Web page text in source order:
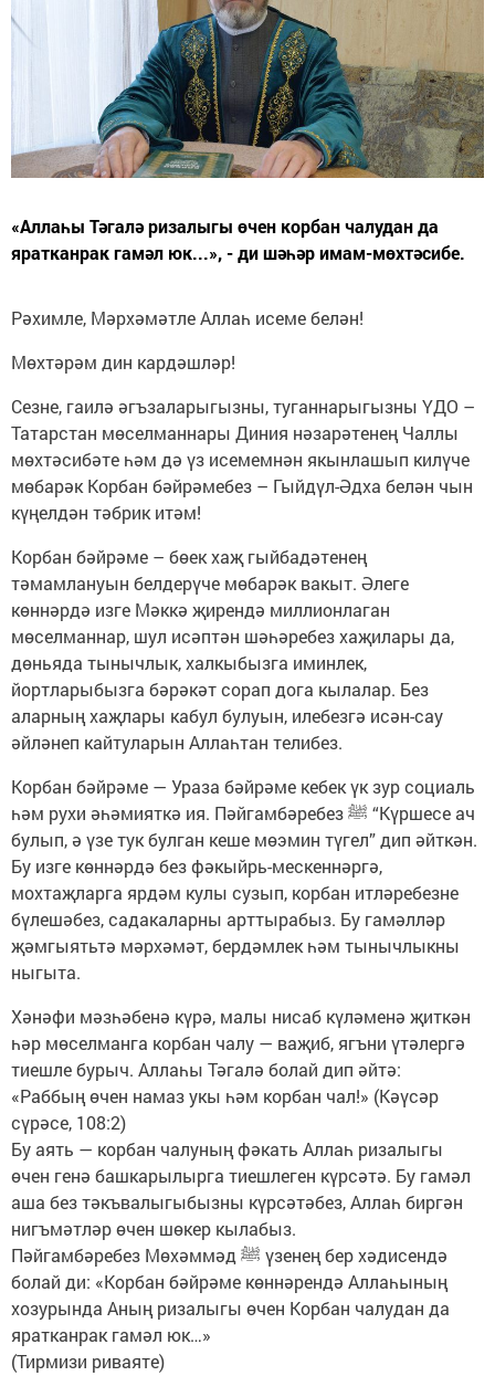
«Аллаһы Тәгалә ризалыгы өчен корбан чалудан да
яратканрак гамәл юк...», - ди шәһәр имам-мөхтәсибе.
Рәхимле, Мәрхәмәтле Аллаһ исеме белән!
Мөхтәрәм дин кардәшләр!
Сезне, гаилә әгъзаларыгызны, туганнарыгызны ҮДО –
Татарстан мөселманнары Диния нәзарәтенең Чаллы
мөхтәсибәте һәм дә үз исемемнән якынлашып килүче
мөбарәк Корбан бәйрәмебез – Гыйдүл-Әдха белән чын
күңелдән тәбрик итәм!
Корбан бәйрәме – бөек хаҗ гыйбадәтенең
тәмамлануын белдерүче мөбарәк вакыт. Әлеге
көннәрдә изге Мәккә җирендә миллионлаган
мөселманнар, шул исәптән шәһәребез хаҗилары да,
дөньяда тынычлык, халкыбызга иминлек,
йортларыбызга бәрәкәт сорап дога кылалар. Без
аларның хаҗлары кабул булуын, илебезгә исән-сау
әйләнеп кайтуларын Аллаһтан телибез.
Корбан бәйрәме — Ураза бәйрәме кебек үк зур социаль
һәм рухи әһәмияткә ия. Пәйгамбәребез ﷺ “Күршесе ач
булып, ә үзе тук булган кеше мөэмин түгел” дип әйткән.
Бу изге көннәрдә без фәкыйрь-мескеннәргә,
мохтаҗларга ярдәм кулы сузып, корбан итләребезне
бүлешәбез, садакаларны арттырабыз. Бу гамәлләр
җәмгыятьтә мәрхәмәт, бердәмлек һәм тынычлыкны
ныгыта.
Хәнәфи мәзһәбенә күрә, малы нисаб күләменә җиткән
һәр мөселманга корбан чалу — ваҗиб, ягъни үтәлергә
тиешле бурыч. Аллаһы Тәгалә болай дип әйтә:
«Раббың өчен намаз укы һәм корбан чал!» (Кәүсәр
сүрәсе, 108:2)
Бу аять — корбан чалуның фәкать Аллаһ ризалыгы
өчен генә башкарылырга тиешлеген күрсәтә. Бу гамәл
аша без тәкъвалыгыбызны күрсәтәбез, Аллаһ биргән
нигъмәтләр өчен шөкер кылабыз.
Пәйгамбәребез Мөхәммәд ﷺ үзенең бер хәдисендә
болай ди: «Корбан бәйрәме көннәрендә Аллаһының
хозурында Аның ризалыгы өчен Корбан чалудан да
яратканрак гамәл юк…»
(Тирмизи риваяте)